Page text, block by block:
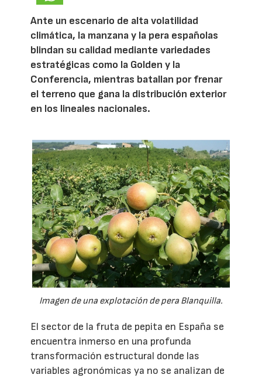
Ante un escenario de alta volatilidad
climática, la manzana y la pera españolas
blindan su calidad mediante variedades
estratégicas como la Golden y la
Conferencia, mientras batallan por frenar
el terreno que gana la distribución exterior
en los lineales nacionales.
Imagen de una explotación de pera Blanquilla.
El sector de la fruta de pepita en España se
encuentra inmerso en una profunda
transformación estructural donde las
variables agronómicas ya no se analizan de